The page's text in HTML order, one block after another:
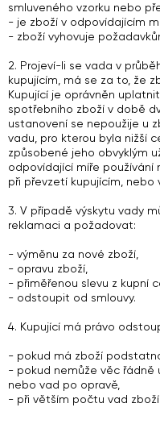
smluveného vzorku nebo
- je zboží v odpovídajícím
- zboží vyhovuje
2. Projeví-li se vada v
kupujícím, má se za to, že
Kupující je oprávněn
spotřebního zboží v době
ustanovení se nepoužije u
vadu, pro kterou byla nižší
způsobené jeho obvyklým
odpovídající míře
při převzetí kupujícím,
3. V případě výskytu vady
reklamaci a požadovat:
- výměnu za nové zboží,
- opravu zboží,
- přiměřenou slevu z kupní
- odstoupit od smlouvy.
4. Kupující má právo
- pokud má zboží
- pokud nemůže věc řádně
nebo vad po opravě,
- při větším počtu vad zboží.